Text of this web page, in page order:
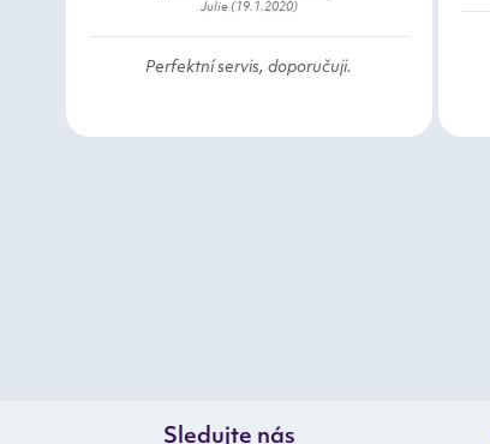
Julie (19.1.2020)
Perfektní servis, doporučuji.
Sledujte nás